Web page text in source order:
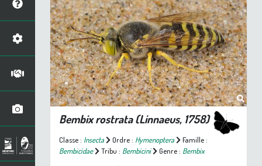
Bembix rostrata(Linnaeus, 1758)
Classe : Insecta Ordre : Hymenoptera
Famille :
Bembicidae
Tribu : Bembicini Genre : Bembix